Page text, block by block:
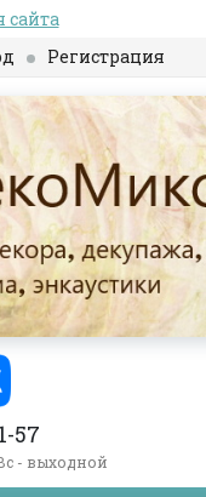
сайта
Регистрация
57
- выходной